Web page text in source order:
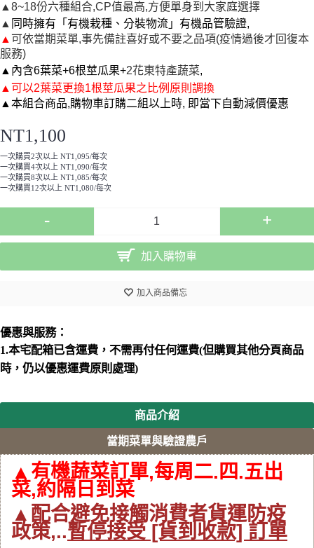
▲8~18份六種組合,CP值最高,方便單身到大家庭選擇
▲ 同時擁有「有機栽種、分裝物流」有機品管驗證,
▲ 可依當期菜單,事先備註喜好或不要之品項(疫情過後才回復本
服務)
▲ 內含6葉菜+6根莖瓜果+2花東特產蔬菜,
▲ 可以2葉菜更換1根莖瓜果之比例原則調換
▲本組合商品,購物車訂購二組以上時, 即當下自動減價優惠
NT1,100
一次購買2次以上 NT1,095/每次
一次購買4次以上 NT1,090/每次
一次購買8次以上 NT1,085/每次
一次購買12次以上 NT1,080/每次
- +
加入購物車
加入商品備忘
優惠與服務：
1.本宅配箱已含運費，不需再付任何運費(但購買其他分頁商品
時，仍以優惠運費原則處理)
商品介紹
當期菜單與驗證農戶
▲ 有機蔬菜訂單,每周二.四.五出
菜,約隔日到菜
▲配合避免接觸消費者貨運防疫
政策,..暫停接受 [貨到收款] 訂單